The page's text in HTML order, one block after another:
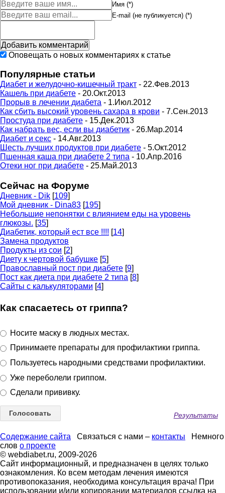
Имя (*)
E-mail (не публикуется) (*)
Оповещать о новых комментариях к статье
Популярные статьи
Диабет и желудочно-кишечный тракт - 22.Фев.2013
Кашель при диабете - 20.Окт.2013
Прорыв в лечении диабета - 1.Июл.2012
Как сбить высокий уровень сахара в крови - 7.Сен.2013
Простуда при диабете - 15.Дек.2013
Как набрать вес, если вы диабетик - 26.Мар.2014
Диабет и секс - 14.Авг.2013
Шесть лучших продуктов при диабете - 5.Окт.2012
Пшенная каша при диабете 2 типа - 10.Апр.2016
Отеки ног при диабете - 25.Май.2013
Сейчас на Форуме
Дневник - Dik [109]
Мой дневник - Dina83 [195]
Небольшие непонятки с влиянием еды на уровень
глюкозы. [35]
Диабетик, который ест все !!!! [14]
Замена продуктов
Продукты из сои [2]
Диету к чертовой бабушке [5]
Православный пост при диабете [9]
Пост как диета при диабете 2 типа [8]
Сайты с калькуляторами [4]
Как спасаетесь от гриппа?
Носите маску в людных местах.
Принимаете препараты для профилактики гриппа.
Пользуетесь народными средствами профилактики.
Уже переболели гриппом.
Сделали прививку.
Результаты
Содержание сайта Связаться с нами – контакты Немного
слов о проекте
© webdiabet.ru, 2009-2026
Сайт информационный, и предназначен в целях только
ознакомления. Ко всем методам лечения имеются
противопоказания, необходима консультация врача! При
использовании и/или копировании материалов ссылка на